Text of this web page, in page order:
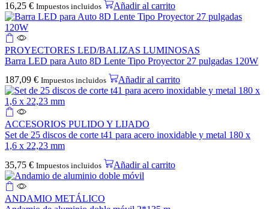
16,25 € Impuestos incluidos Añadir al carrito
PROYECTORES LED/BALIZAS LUMINOSAS
Barra LED para Auto 8D Lente Tipo Proyector 27 pulgadas 120W
187,09 € Impuestos incluidos Añadir al carrito
ACCESORIOS PULIDO Y LIJADO
Set de 25 discos de corte t41 para acero inoxidable y metal 180 x
1,6 x 22,23 mm
35,75 € Impuestos incluidos Añadir al carrito
ANDAMIO METÁLICO